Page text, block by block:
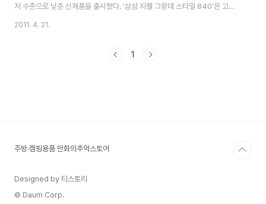
저 수준으로 낮춘 신제품을 출시했다. ‘삼성 지펠 그랑데 스타일 840’은 고효
율 인버터 컴프레서와 최고급 진공 단열재를 적용해 841ℓ 제품의 월간 소비전
2011. 4. 21.
1
주방·캠핑용품 만화의추억스토어
Designed by 티스토리
© Daum Corp.